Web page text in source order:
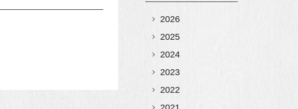
2026
2025
2024
2023
2022